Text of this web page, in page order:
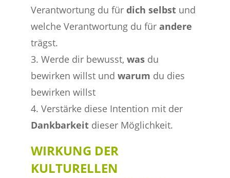
Verantwortung du für dich selbstund
welche Verantwortung du für andere
trägst.
3. Werde dir bewusst, wasdu
bewirken willst und warum du dies
bewirken willst
4. Verstärke diese Intention mit der
Dankbarkeitdieser Möglichkeit.
WIRKUNG DER
KULTURELLEN